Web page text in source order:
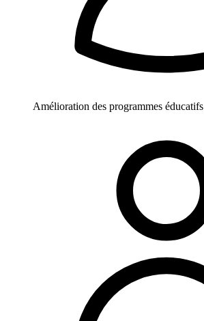
Amélioration des programmes éducatifs